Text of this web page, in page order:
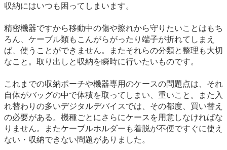
収納にはいつも困ってしまいます。
精密機器ですから移動中の傷や擦れから守りたいことはもち
ろん、ケーブル類もこんがらがったり端子が折れてしまえ
ば、使うことができません。またそれらの分類と整理も大切
なこと。取り出しと収納を瞬時に行いたいものです。
これまでの収納ポーチや機器専用のケースの問題点は、それ
自体がバッグの中で体積を取ってしまい、重いこと。また入
れ替わりの多いデジタルデバイスでは、その都度、買い替え
の必要がある。機種ごとにさらにケースを用意しなければな
りません。またケーブルホルダーも着脱が不便ですぐに使え
ない・収納できない問題がありました。